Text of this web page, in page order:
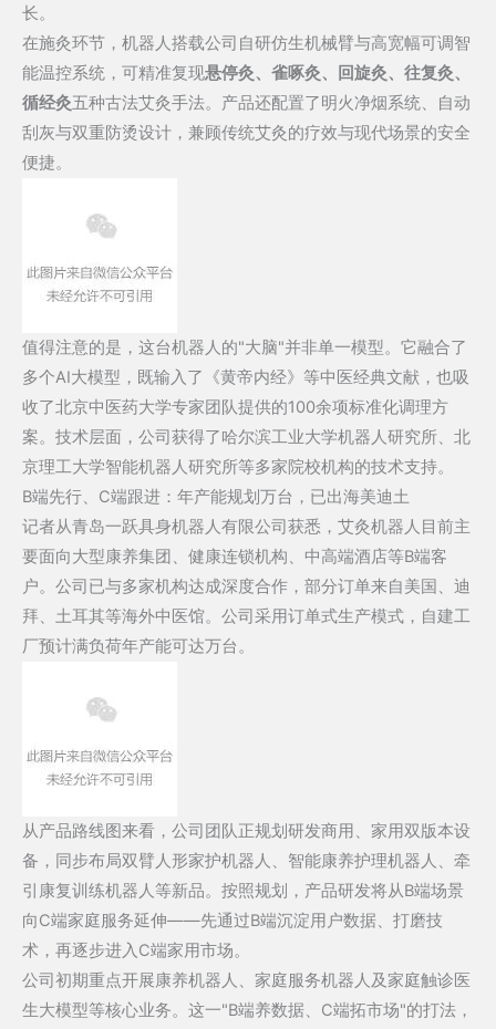
长。
在施灸环节，机器人搭载公司自研仿生机械臂与高宽幅可调智
能温控系统，可精准复现悬停灸、雀啄灸、 回旋灸、往复灸、
循经灸五种古法艾灸手法。产品还配置了明火净烟系统、自动
刮灰与双重防烫设计，兼顾传统艾灸的疗效与现代场景的安全
便捷。
值得注意的是，这台机器人的"大脑"并非单一模型。它融合了
多个AI大模型，既输入了 《黄帝内经》 等中医经典文献，也吸
收了北京中医药大学专家团队提供的100余项标准化调理方
案。技术层面，公司获得了哈尔滨工业大学机器人研究所、北
京理工大学智能机器人研究所等多家院校机构的技术支持。
B端先行、C端跟进：年产能规划万台，已出海美迪土
记者从青岛一跃具身机器人有限公司获悉，艾灸机器人目前主
要面向大型康养集团、健康连锁机构、中高端酒店等B端客
户。公司已与多家机构达成深度合作，部分订单来自美国、迪
拜、土耳其等海外中医馆。公司采用订单式生产模式，自建工
厂预计满负荷年产能可达万台。
从产品路线图来看，公司团队正规划研发商用、家用双版本设
备，同步布局双臂人形家护机器人、智能康养护理机器人、牵
引康复训练机器人等新品。按照规划，产品研发将从B端场景
向C端家庭服务延伸——先通过B端沉淀用户数据、打磨技
术，再逐步进入C端家用市场。
公司初期重点开展康养机器人、家庭服务机器人及家庭触诊医
生大模型等核心业务。这一"B端养数据、C端拓市场"的打法，
式
上
岗，
背
后
是
工
博
士
团
队